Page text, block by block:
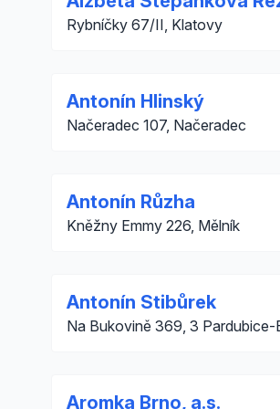
Rybníčky 67/II, Klatovy
Antonín Hlinský
Načeradec 107, Načeradec
Antonín Růzha
Kněžny Emmy 226, Mělník
Antonín Stibůrek
Na Bukovině 369, 3 Pardubice-
Aromka Brno, a.s.